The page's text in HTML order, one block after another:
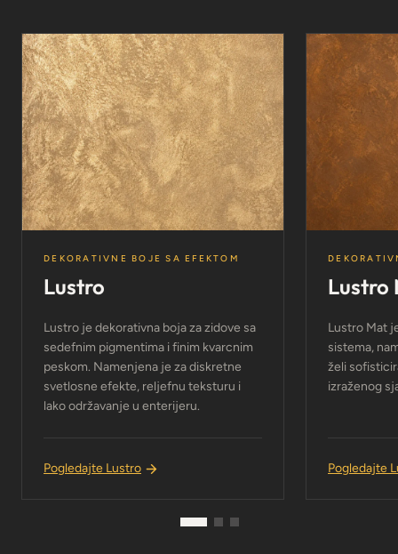
DEKORATIVNE BOJE SA EFEKTOM
Lustro
Lustro je dekorativna boja za zidove sa
sedefnim pigmentima i finim kvarcnim
peskom. Namenjena je za diskretne
svetlosne efekte, reljefnu teksturu i
lako održavanje u enterijeru.
Pogledajte Lustro
Lustro
Lustro Mat
sistema,
želi
izraženog
Pogledajte